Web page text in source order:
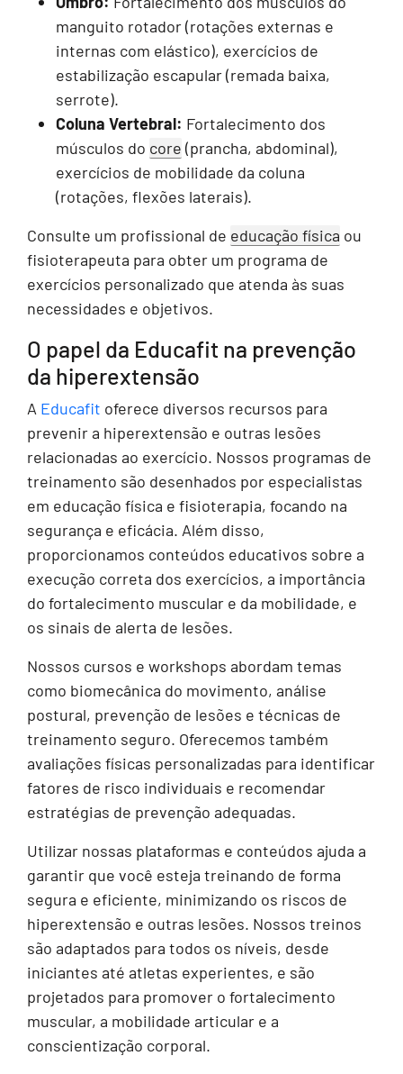
manguito rotador (rotações externas e
internas com elástico), exercícios de
estabilização escapular (remada baixa,
serrote).
Coluna Vertebral: Fortalecimento dos
músculos do core (prancha, abdominal),
exercícios de mobilidade da coluna
(rotações, flexões laterais).
Consulte um profissional de educação física ou
fisioterapeuta para obter um programa de
exercícios personalizado que atenda às suas
necessidades e objetivos.
O papel da Educafit na prevenção
da hiperextensão
A Educafit oferece diversos recursos para
prevenir a hiperextensão e outras lesões
relacionadas ao exercício. Nossos programas de
treinamento são desenhados por especialistas
em educação física e fisioterapia, focando na
segurança e eficácia. Além disso,
proporcionamos conteúdos educativos sobre a
execução correta dos exercícios, a importância
do fortalecimento muscular e da mobilidade, e
os sinais de alerta de lesões.
Nossos cursos e workshops abordam temas
como biomecânica do movimento, análise
postural, prevenção de lesões e técnicas de
treinamento seguro. Oferecemos também
avaliações físicas personalizadas para identificar
fatores de risco individuais e recomendar
estratégias de prevenção adequadas.
Utilizar nossas plataformas e conteúdos ajuda a
garantir que você esteja treinando de forma
segura e eficiente, minimizando os riscos de
hiperextensão e outras lesões. Nossos treinos
são adaptados para todos os níveis, desde
iniciantes até atletas experientes, e são
projetados para promover o fortalecimento
muscular, a mobilidade articular e a
conscientização corporal.